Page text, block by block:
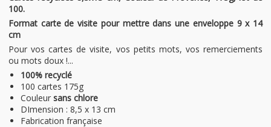
100.
Format carte de visite pour mettre dans une enveloppe 9 x 14
cm
Pour vos cartes de visite, vos petits mots, vos remerciements
ou mots doux !...
100% recyclé
100 cartes 175g
Couleur sans chlore
DImension : 8,5 x 13 cm
Fabrication française